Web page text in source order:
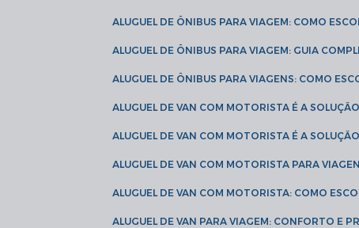
ALUGUEL DE ÔNIBUS PARA VIAGEM: COMO
ALUGUEL DE ÔNIBUS PARA VIAGEM: GUIA
ALUGUEL DE ÔNIBUS PARA VIAGENS: COMO
ALUGUEL DE VAN COM MOTORISTA É A
ALUGUEL DE VAN COM MOTORISTA É A
ALUGUEL DE VAN COM MOTORISTA PARA
ALUGUEL DE VAN COM MOTORISTA: COMO
ALUGUEL DE VAN PARA VIAGEM: CONFORTO E